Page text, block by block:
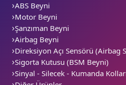
ABS Beyni
Motor Beyni
Şanzıman Beyni
Airbag Beyni
Direksiyon Açı Sensörü (Airbag
Sigorta Kutusu (BSM Beyni)
Sinyal - Silecek - Kumanda